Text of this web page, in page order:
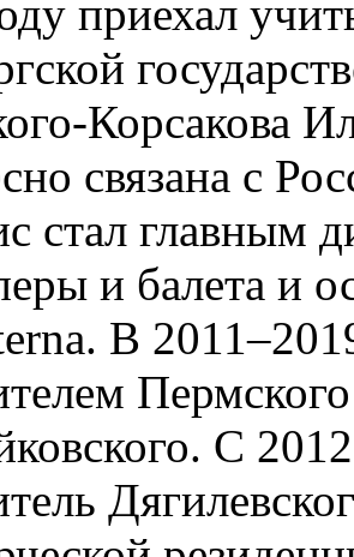
приехал
Корсакова
связана с
стал главным
и балета и
В
С